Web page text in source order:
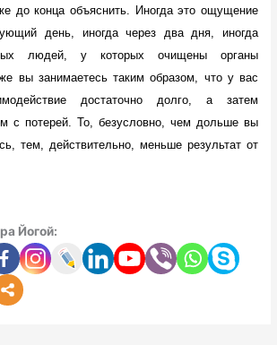
до конца объяснить. Иногда это ощущение
день, иногда через два дня, иногда
людей, у которых очищены органы
вы занимаетесь таким образом, что у вас
достаточно долго, а затем
с потерей. То, безусловно, чем дольше вы
тем, действительно, меньше результат от
Йогой: